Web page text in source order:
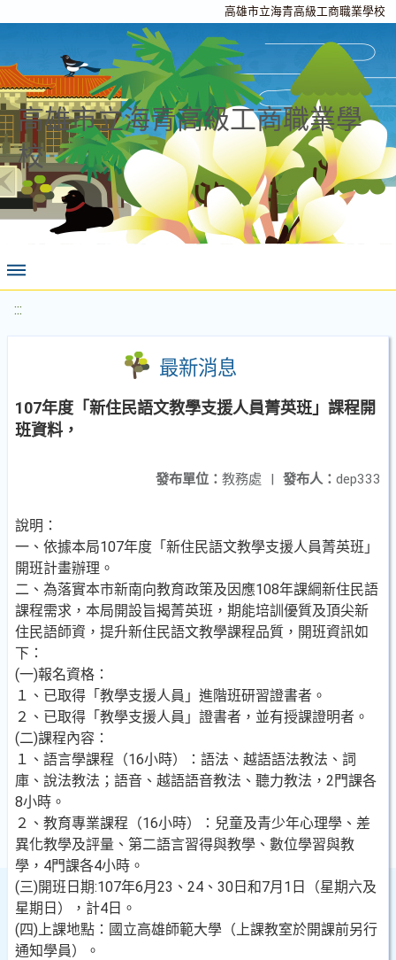
高雄市立海青高級工商職業學校
高雄市立海青高級工商職業學
校
:::
最新消息
107年度「新住民語文教學支援人員菁英班」課程開
班資料，
發布人： dep333
發布單位： 教務處 |
說明：
一、依據本局107年度「新住民語文教學支援人員菁英班」
開班計畫辦理。
二、為落實本市新南向教育政策及因應108年課綱新住民語
課程需求，本局開設旨揭菁英班，期能培訓優質及頂尖新
住民語師資，提升新住民語文教學課程品質，開班資訊如
下：
(一)報名資格：
１、已取得「教學支援人員」進階班研習證書者。
２、已取得「教學支援人員」證書者，並有授課證明者。
(二)課程內容：
１、語言學課程（16小時）：語法、越語語法教法、詞
庫、說法教法；語音、越語語音教法、聽力教法，2門課各
8小時。
２、教育專業課程（16小時）：兒童及青少年心理學、差
異化教學及評量、第二語言習得與教學、數位學習與教
學，4門課各4小時。
(三)開班日期:107年6月23、24、30日和7月1日（星期六及
星期日），計4日。
(四)上課地點：國立高雄師範大學（上課教室於開課前另行
通知學員）。